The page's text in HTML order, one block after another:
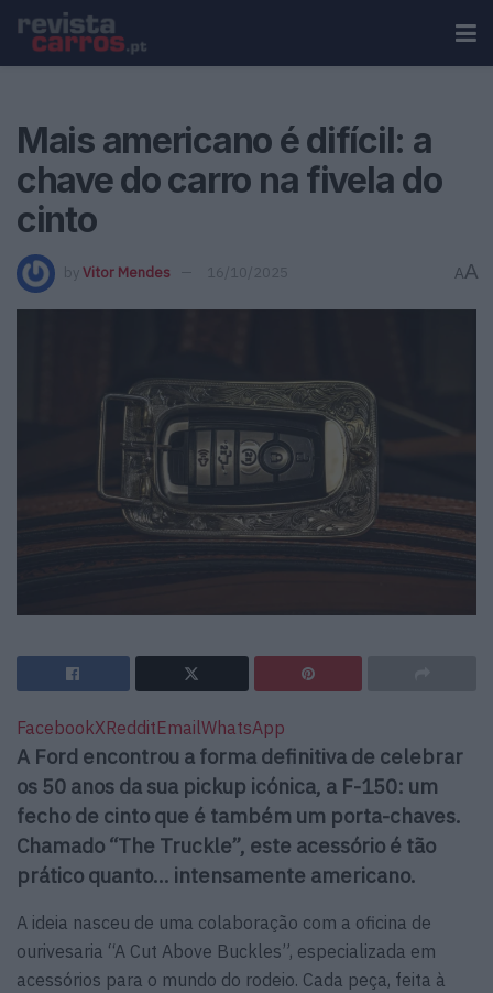
Mais americano é difícil: a
chave do carro na fivela do
cinto
by Vitor Mendes 16/10/2025 AA
FacebookXRedditEmailWhatsApp
A Ford encontrou a forma definitiva de celebrar
os 50 anos da sua pickup icónica, a F-150: um
fecho de cinto que é também um porta-chaves.
Chamado “The Truckle”, este acessório é tão
prático quanto… intensamente americano.
A ideia nasceu de uma colaboração com a oficina de
ourivesaria “A Cut Above Buckles”, especializada em
acessórios para o mundo do rodeio. Cada peça, feita à